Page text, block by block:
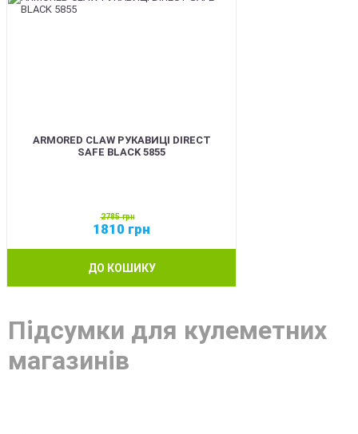
ARMORED CLAW РУКАВИЦІ DIRECT
SAFE BLACK 5855
2785грн
1810 грн
ДО КОШИКУ
Підсумки для кулеметних
магазинів